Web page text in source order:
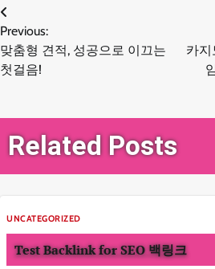
글
탐
Previous:
맞춤형 견적, 성공으로 이끄는
첫걸음!
카
Related Posts
UNCATEGORIZED
Test Backlink for SEO 백링크